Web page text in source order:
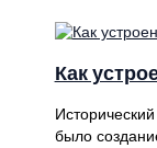
Как
было